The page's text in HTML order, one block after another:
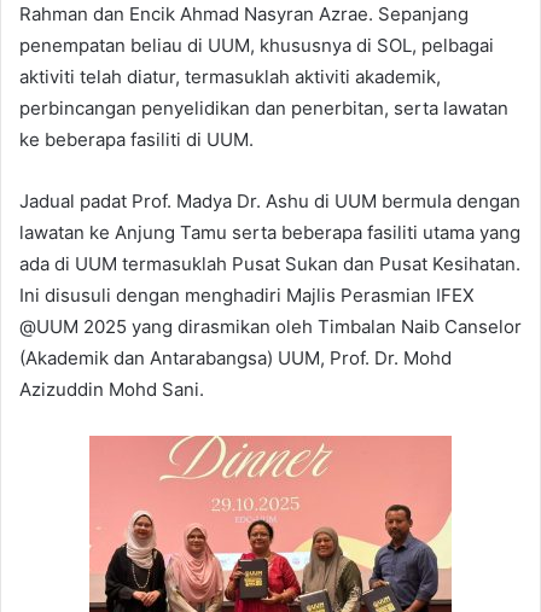
Rahman dan Encik Ahmad Nasyran Azrae. Sepanjang
penempatan beliau di UUM, khususnya di SOL, pelbagai
aktiviti telah diatur, termasuklah aktiviti akademik,
perbincangan penyelidikan dan penerbitan, serta lawatan
ke beberapa fasiliti di UUM.
Jadual padat Prof. Madya Dr. Ashu di UUM bermula dengan
lawatan ke Anjung Tamu serta beberapa fasiliti utama yang
ada di UUM termasuklah Pusat Sukan dan Pusat Kesihatan.
Ini disusuli dengan menghadiri Majlis Perasmian IFEX
@UUM 2025 yang dirasmikan oleh Timbalan Naib Canselor
(Akademik dan Antarabangsa) UUM, Prof. Dr. Mohd
Azizuddin Mohd Sani.